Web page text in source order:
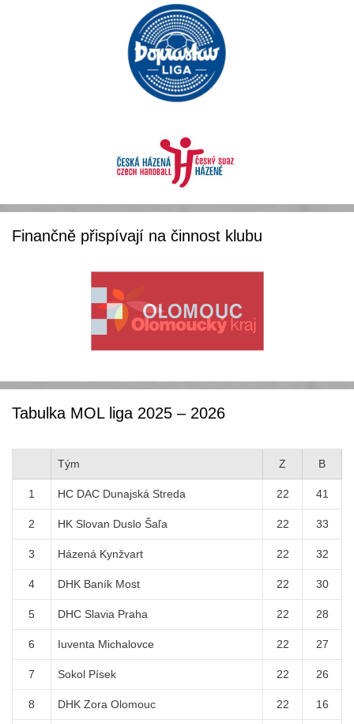
Finančně přispívají na činnost klubu
Tabulka MOL liga 2025 – 2026
Tým Z B
1 HC DAC Dunajská Streda 22 41
2 HK Slovan Duslo Šaľa 22 33
3 Házená Kynžvart 22 32
4 DHK Baník Most 22 30
5 DHC Slavia Praha 22 28
6 Iuventa Michalovce 22 27
7 Sokol Písek 22 26
8 DHK Zora Olomouc 22 16